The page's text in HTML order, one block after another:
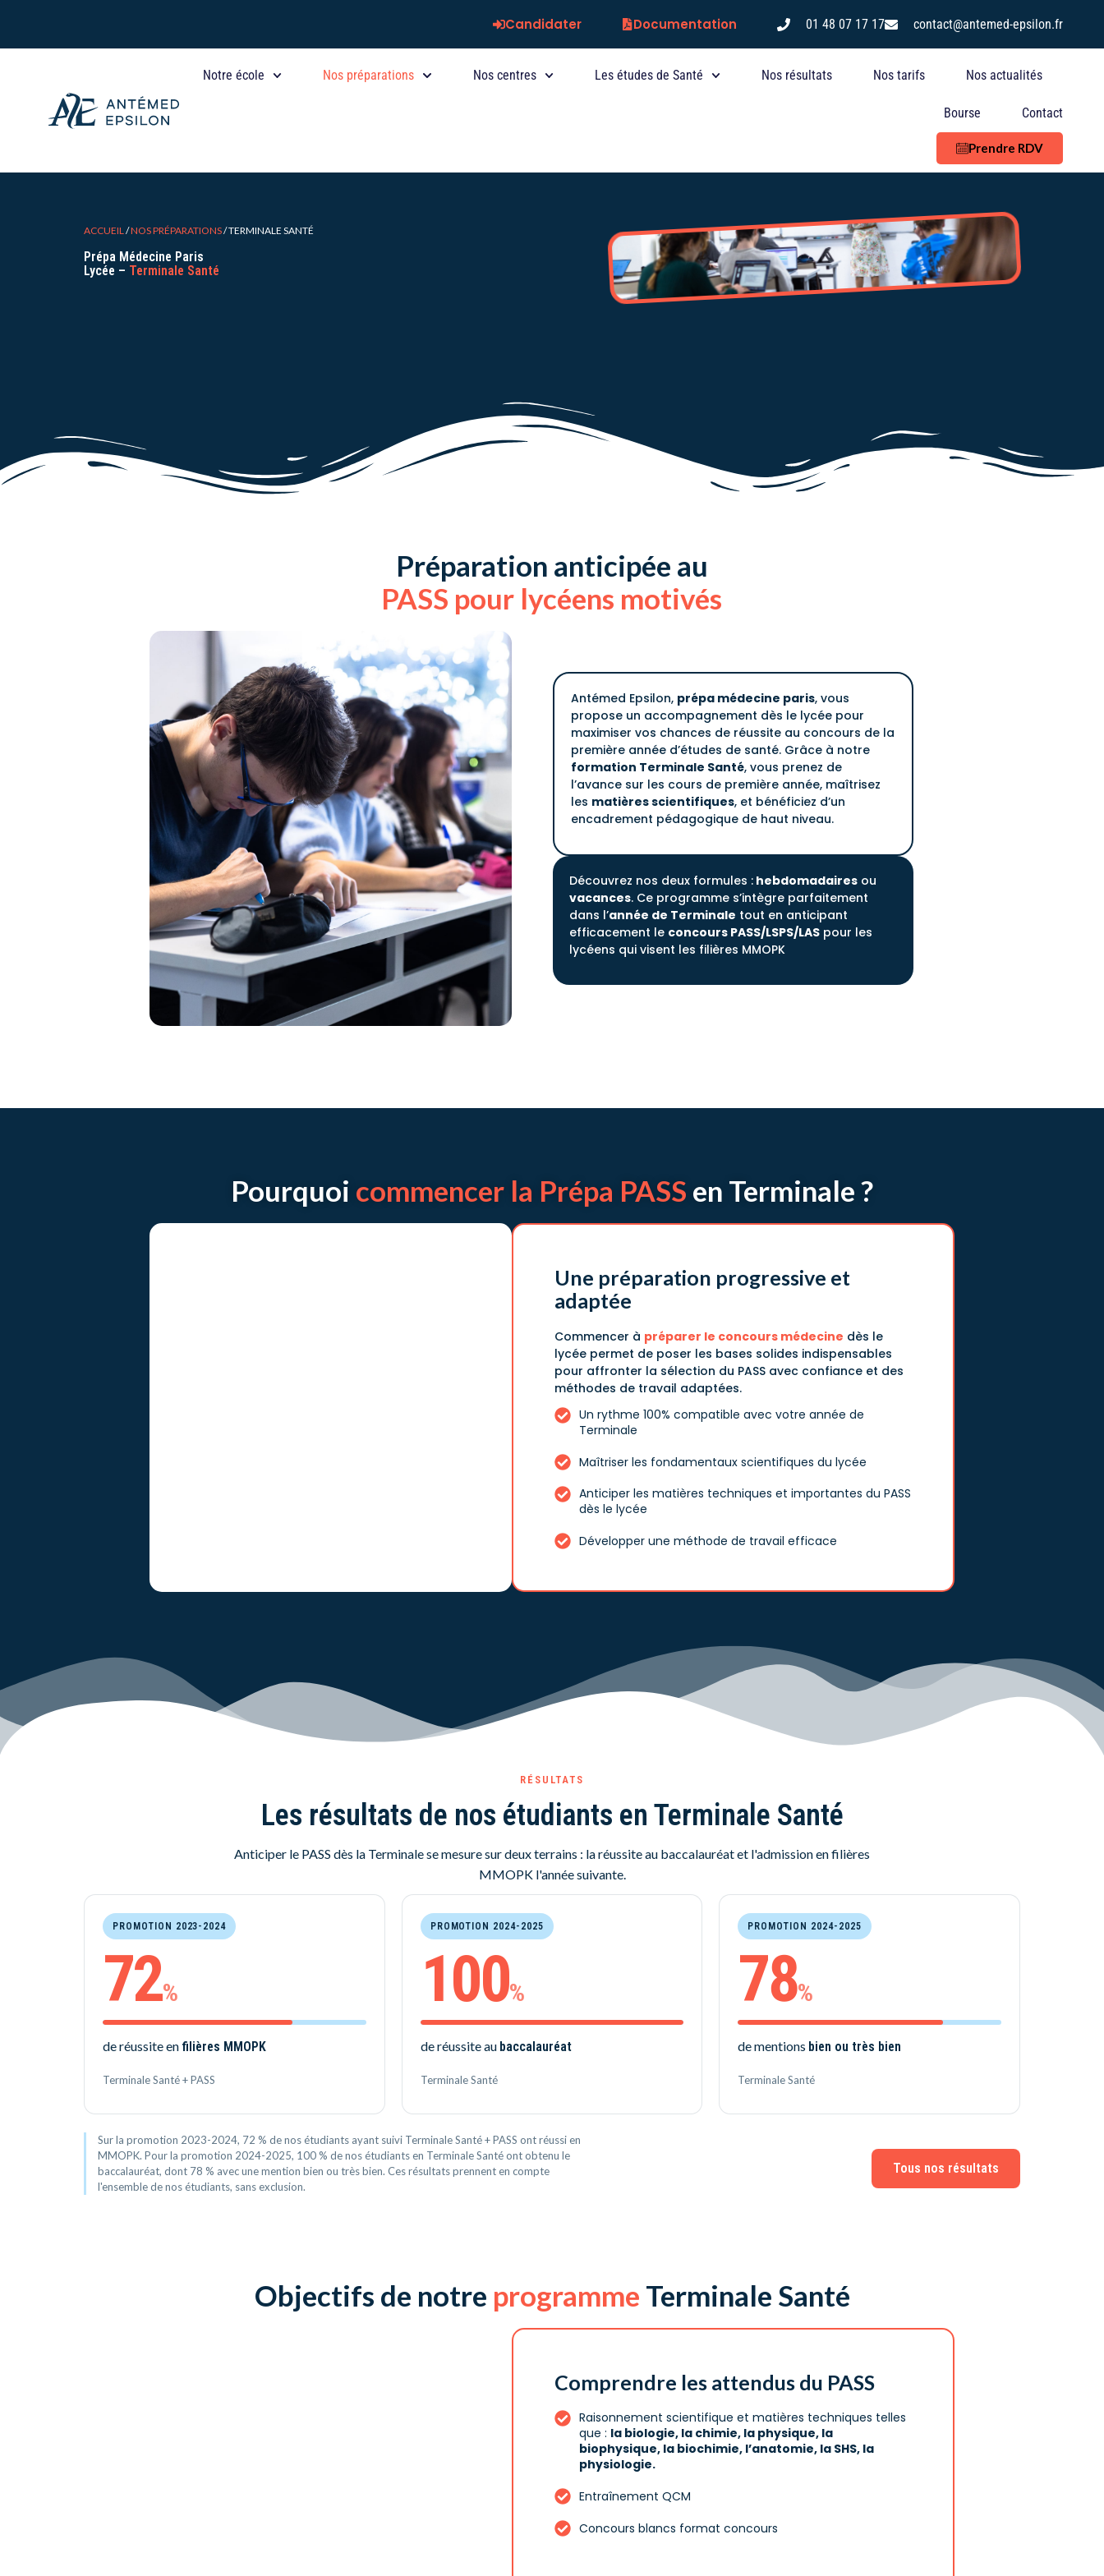
Candidater Documentation 01 48 07 17 17 contact@antemed-epsilon.fr
Notre école Nos préparations Nos centres Les études de Santé Nos résultats Nos tarifs Nos actualités
Bourse Contact
Prendre RDV
ACCUEIL/NOS PRÉPARATIONS/TERMINALE SANTÉ
Prépa Médecine Paris
Lycée – Terminale Santé
Préparation anticipée au
PASS pour lycéens motivés
Antémed Epsilon, prépa médecine paris, vous
propose un accompagnement dès le lycée pour
maximiser vos chances de réussite au concours de la
première année d’études de santé. Grâce à notre
formation Terminale Santé, vous prenez de
l’avance sur les cours de première année, maîtrisez
les matières scientifiques, et bénéficiez d’un
encadrement pédagogique de haut niveau.
Découvrez nos deux formules : hebdomadaires ou
vacances. Ce programme s’intègre parfaitement
dans l’année de Terminale tout en anticipant
efficacement le concours PASS/LSPS/LAS pour les
lycéens qui visent les filières MMOPK
Pourquoi commencer la Prépa PASS en Terminale ?
Une préparation progressive et
adaptée
Commencer à préparer le concours médecine dès le
lycée permet de poser les bases solides indispensables
pour affronter la sélection du PASS avec confiance et des
méthodes de travail adaptées.
Un rythme 100% compatible avec votre année de
Terminale
Maîtriser les fondamentaux scientifiques du lycée
Anticiper les matières techniques et importantes du PASS
dès le lycée
Développer une méthode de travail efficace
RÉSULTATS
Les résultats de nos étudiants en Terminale Santé
Anticiper le PASS dès la Terminale se mesure sur deux terrains : la réussite au baccalauréat et l'admission en filières
MMOPK l'année suivante.
PROMOTION 2023-2024
72%
de réussite en filières MMOPK
Terminale Santé + PASS
PROMOTION 2024-2025
100%
de réussite au baccalauréat
Terminale Santé
PROMOTION 2024-2025
78%
de mentions bien ou très bien
Terminale Santé
Sur la promotion 2023-2024, 72 % de nos étudiants ayant suivi Terminale Santé + PASS ont réussi en
MMOPK. Pour la promotion 2024-2025, 100 % de nos étudiants en Terminale Santé ont obtenu le
baccalauréat, dont 78 % avec une mention bien ou très bien. Ces résultats prennent en compte
l'ensemble de nos étudiants, sans exclusion.
Tous nos résultats
Objectifs de notre programme Terminale Santé
Comprendre les attendus du PASS
Raisonnement scientifique et matières techniques telles
que : la biologie, la chimie, la physique, la
biophysique, la biochimie, l’anatomie, la SHS, la
physiologie.
Entraînement QCM
Concours blancs format concours